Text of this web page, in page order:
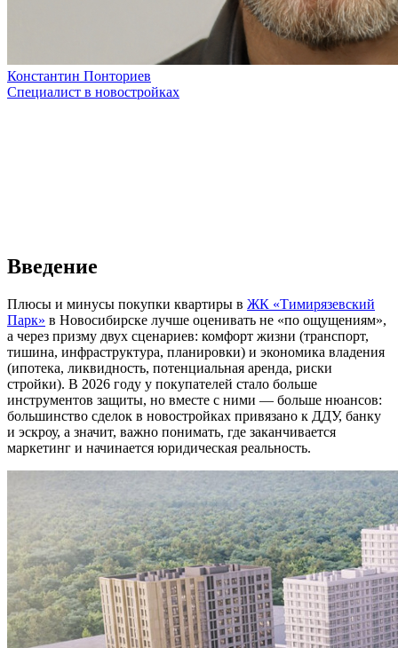
Константин Понториев
Специалист в новостройках
Введение
Плюсы и минусы покупки квартиры в ЖК «Тимирязевский
Парк» в Новосибирске лучше оценивать не «по ощущениям»,
а через призму двух сценариев: комфорт жизни (транспорт,
тишина, инфраструктура, планировки) и экономика владения
(ипотека, ликвидность, потенциальная аренда, риски
стройки). В 2026 году у покупателей стало больше
инструментов защиты, но вместе с ними — больше нюансов:
большинство сделок в новостройках привязано к ДДУ, банку
и эскроу, а значит, важно понимать, где заканчивается
маркетинг и начинается юридическая реальность.